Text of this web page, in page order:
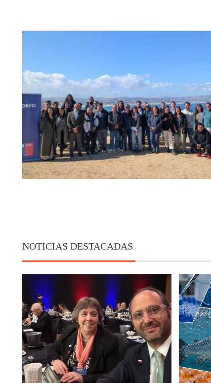
NOTICIAS DESTACADAS